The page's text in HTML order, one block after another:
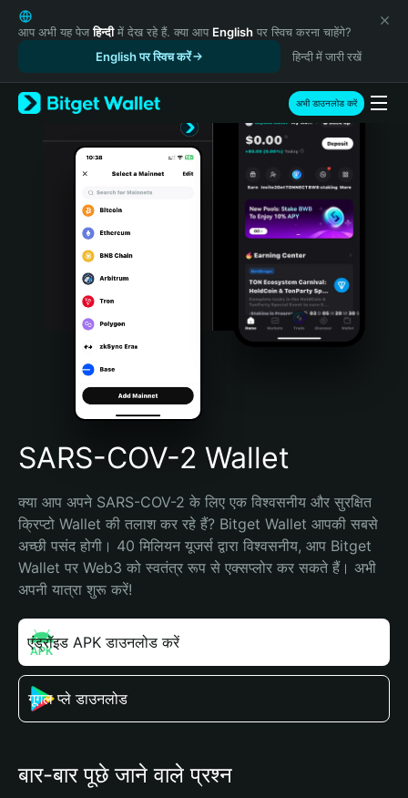
English
日本語
Русский
Español (Latinoamérica)
Türkçe
Português (Portugal)
Bahasa Indonesia
Português (Brasil)
Español (Argentina)
आप अभी यह पेजहिन्दीमें देख रहे हैं. क्या आप English पर स्विच करना चाहेंगे?
English पर स्विच करें
हिन्दी में जारी रखें
अभी डाउनलोड करें
SARS-COV-2 Wallet
क्या आप अपने SARS-COV-2 के लिए एक विश्वसनीय और सुरक्षित
क्रिप्टो Wallet की तलाश कर रहे हैं? Bitget Wallet आपकी सबसे
अच्छी पसंद होगी। 40 मिलियन यूजर्स द्वारा विश्वसनीय, आप Bitget
Wallet पर Web3 को स्वतंत्र रूप से एक्सप्लोर कर सकते हैं। अभी
अपनी यात्रा शुरू करें!
एंड्रॉइड APK डाउनलोड करें
गूगल प्ले डाउनलोड
बार-बार पूछे जाने वाले प्रश्न